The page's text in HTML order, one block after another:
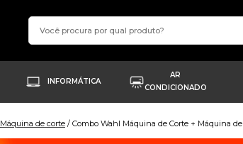
INFORMÁTICA
AR
CONDICIONADO
Máquina de corte Combo Wahl Máquina de Corte + Máquina